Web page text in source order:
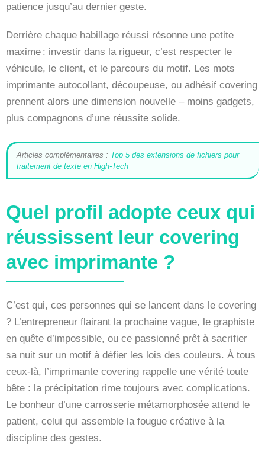
patience jusqu’au dernier geste.
Derrière chaque habillage réussi résonne une petite
maxime : investir dans la rigueur, c’est respecter le
véhicule, le client, et le parcours du motif. Les mots
imprimante autocollant, découpeuse, ou adhésif covering
prennent alors une dimension nouvelle – moins gadgets,
plus compagnons d’une réussite solide.
Articles complémentaires : Top 5 des extensions de fichiers pour
traitement de texte en High-Tech
Quel profil adopte ceux qui
réussissent leur covering
avec imprimante ?
C’est qui, ces personnes qui se lancent dans le covering
? L’entrepreneur flairant la prochaine vague, le graphiste
en quête d’impossible, ou ce passionné prêt à sacrifier
sa nuit sur un motif à défier les lois des couleurs. À tous
ceux-là, l’imprimante covering rappelle une vérité toute
bête : la précipitation rime toujours avec complications.
Le bonheur d’une carrosserie métamorphosée attend le
patient, celui qui assemble la fougue créative à la
discipline des gestes.